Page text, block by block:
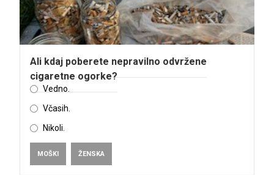
Ali kdaj poberete nepravilno odvržene
cigaretne ogorke?
Vedno.
Včasih.
Nikoli.
MOŠKI ŽENSKA